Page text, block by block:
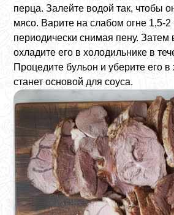
перца. Залейте водой так, чтобы
мясо. Варите на слабом огне 1,5-2
периодически снимая пену. Затем
охладите его в холодильнике в
Процедите бульон и уберите его в
станет основой для соуса.